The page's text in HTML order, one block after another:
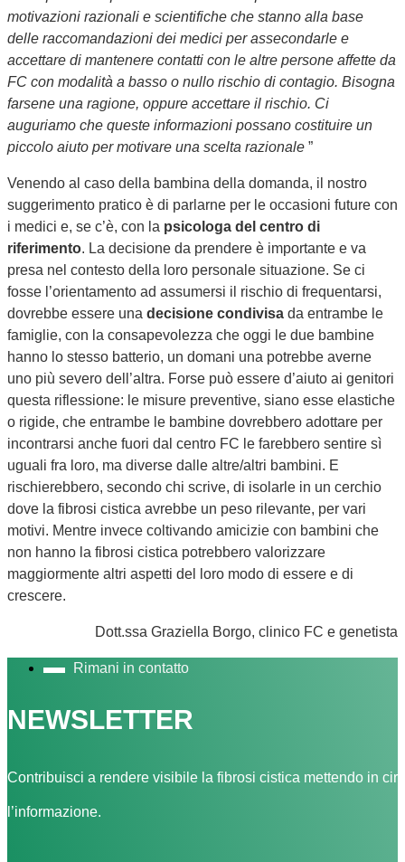
motivazioni razionali e scientifiche che stanno alla base
delle raccomandazioni dei medici per assecondarle e
accettare di mantenere contatti con le altre persone affette da
FC con modalità a basso o nullo rischio di contagio. Bisogna
farsene una ragione, oppure accettare il rischio. Ci
auguriamo che queste informazioni possano costituire un
piccolo aiuto per motivare una scelta razionale ”
Venendo al caso della bambina della domanda, il nostro
suggerimento pratico è di parlarne per le occasioni future con
i medici e, se c’è, con la psicologa del centro di
riferimento. La decisione da prendere è importante e va
presa nel contesto della loro personale situazione. Se ci
fosse l’orientamento ad assumersi il rischio di frequentarsi,
dovrebbe essere una decisione condivisa da entrambe le
famiglie, con la consapevolezza che oggi le due bambine
hanno lo stesso batterio, un domani una potrebbe averne
uno più severo dell’altra. Forse può essere d’aiuto ai genitori
questa riflessione: le misure preventive, siano esse elastiche
o rigide, che entrambe le bambine dovrebbero adottare per
incontrarsi anche fuori dal centro FC le farebbero sentire sì
uguali fra loro, ma diverse dalle altre/altri bambini. E
rischierebbero, secondo chi scrive, di isolarle in un cerchio
dove la fibrosi cistica avrebbe un peso rilevante, per vari
motivi. Mentre invece coltivando amicizie con bambini che
non hanno la fibrosi cistica potrebbero valorizzare
maggiormente altri aspetti del loro modo di essere e di
crescere.
Dott.ssa Graziella Borgo, clinico FC e genetista
Rimani in contatto
NEWSLETTER
Contribuisci a rendere visibile la fibrosi cistica mettendo in
l’informazione.